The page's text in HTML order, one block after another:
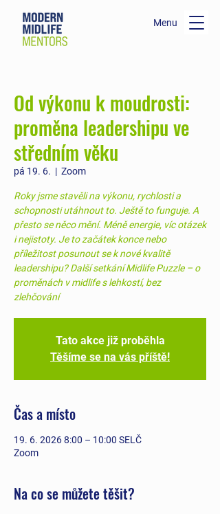
Menu
Od výkonu k moudrosti:
proměna leadershipu ve
středním věku
pá 19. 6.
  |
Zoom
Roky jsme stavěli na výkonu, rychlosti a
schopnosti utáhnout to. Ještě to funguje. A
přesto se něco mění. Méně energie, víc otázek
i nejistoty. Je to začátek konce nebo
příležitost posunout se k nové kvalitě
leadershipu? Další setkání Midlife Puzzle – o
proměnách v midlife s lehkostí, bez
zlehčování
Tato akce již proběhla
Těšíme se na vás příště!
Čas a místo
19. 6. 2026 8:00 – 10:00 SELČ
Zoom
Na co se můžete těšit?